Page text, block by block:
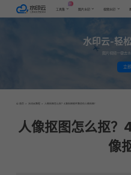
工具集 图片水印 视频水印
水印云-轻
图片视频一键去
立
首页 > 水印云教程 > 人像抠图怎么抠？4款抠图软件教会你人像抠图！
人像抠图怎么抠？
像